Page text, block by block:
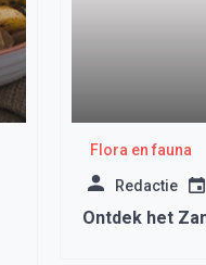
Flora en fauna
Redactie
Ontdek het